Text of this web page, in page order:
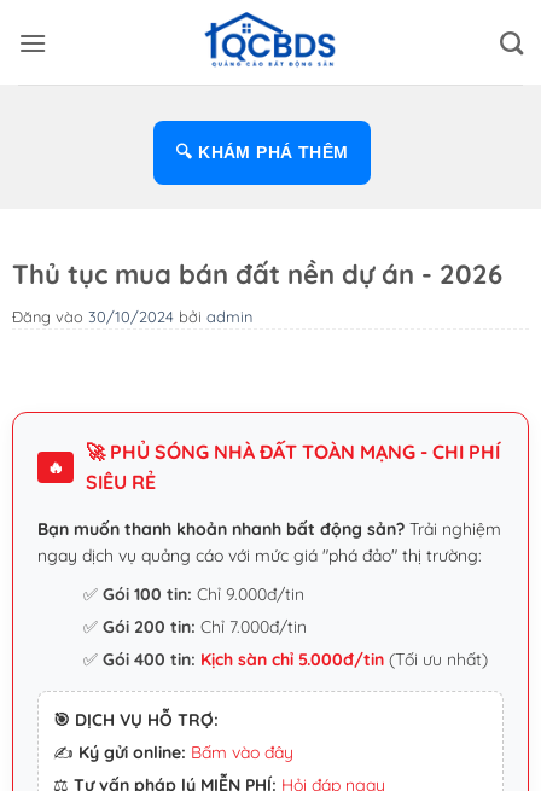
qua
🔍 KHÁM PHÁ THÊM
Thủ tục mua bán đất nền dự án - 2026
Đăng vào 30/10/2024 bởi admin
🔥
🚀 PHỦ SÓNG NHÀ ĐẤT TOÀN MẠNG - CHI PHÍ
SIÊU RẺ
Bạn muốn thanh khoản nhanh bất động sản? Trải nghiệm
ngay dịch vụ quảng cáo với mức giá "phá đảo" thị trường:
✅Gói 100 tin: Chỉ 9.000đ/tin
✅Gói 200 tin: Chỉ 7.000đ/tin
✅Gói 400 tin: Kịch sàn chỉ 5.000đ/tin (Tối ưu nhất)
🎯 DỊCH VỤ HỖ TRỢ:
✍️ Ký gửi online: Bấm vào đây
⚖️ Tư vấn pháp lý MIỄN PHÍ: Hỏi đáp ngay